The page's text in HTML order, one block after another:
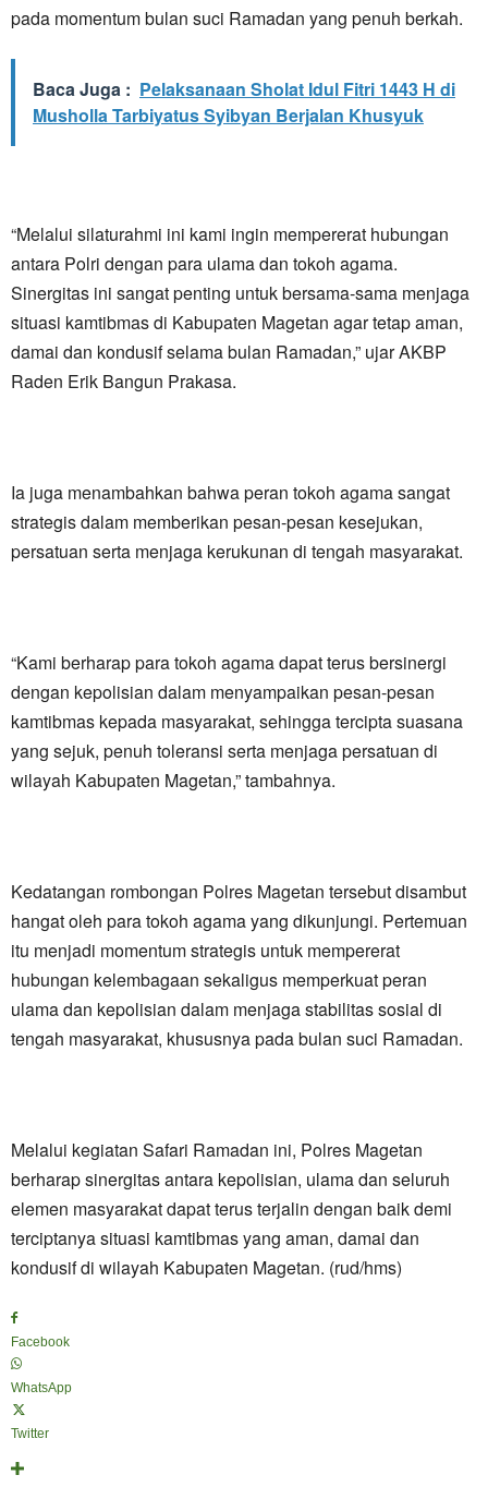
pada momentum bulan suci Ramadan yang penuh berkah.
Baca Juga : Pelaksanaan Sholat Idul Fitri 1443 H di
Musholla Tarbiyatus Syibyan Berjalan Khusyuk
“Melalui silaturahmi ini kami ingin mempererat hubungan
antara Polri dengan para ulama dan tokoh agama.
Sinergitas ini sangat penting untuk bersama-sama menjaga
situasi kamtibmas di Kabupaten Magetan agar tetap aman,
damai dan kondusif selama bulan Ramadan,” ujar AKBP
Raden Erik Bangun Prakasa.
Ia juga menambahkan bahwa peran tokoh agama sangat
strategis dalam memberikan pesan-pesan kesejukan,
persatuan serta menjaga kerukunan di tengah masyarakat.
“Kami berharap para tokoh agama dapat terus bersinergi
dengan kepolisian dalam menyampaikan pesan-pesan
kamtibmas kepada masyarakat, sehingga tercipta suasana
yang sejuk, penuh toleransi serta menjaga persatuan di
wilayah Kabupaten Magetan,” tambahnya.
Kedatangan rombongan Polres Magetan tersebut disambut
hangat oleh para tokoh agama yang dikunjungi. Pertemuan
itu menjadi momentum strategis untuk mempererat
hubungan kelembagaan sekaligus memperkuat peran
ulama dan kepolisian dalam menjaga stabilitas sosial di
tengah masyarakat, khususnya pada bulan suci Ramadan.
Melalui kegiatan Safari Ramadan ini, Polres Magetan
berharap sinergitas antara kepolisian, ulama dan seluruh
elemen masyarakat dapat terus terjalin dengan baik demi
terciptanya situasi kamtibmas yang aman, damai dan
kondusif di wilayah Kabupaten Magetan. (rud/hms)
Facebook
WhatsApp
Twitter